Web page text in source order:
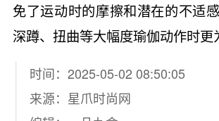
免了运动时的摩擦和潜在的不适
深蹲、扭曲等大幅度瑜伽动作时更
时间：2025-05-02 08:50:05
来源： 星爪时尚网